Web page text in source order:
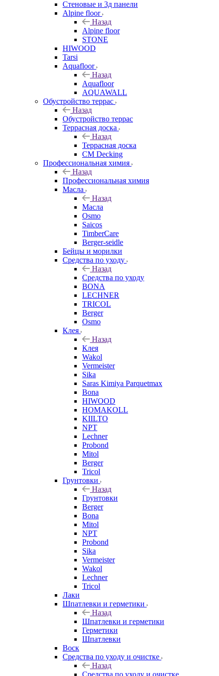
Стеновые и 3д панели
Alpine floor
Назад
Alpine floor
STONE
HIWOOD
Tarsi
Aquafloor
Назад
Aquafloor
AQUAWALL
Обустройство террас
Назад
Обустройство террас
Террасная доска
Назад
Террасная доска
CM Decking
Профессиональная химия
Назад
Профессиональная химия
Масла
Назад
Масла
Osmo
Saicos
TimberCare
Berger-seidle
Бейцы и морилки
Средства по уходу
Назад
Средства по уходу
BONA
LECHNER
TRICOL
Berger
Osmo
Клея
Назад
Клея
Wakol
Vermeister
Sika
Saras Kimiya Parquetmax
Bona
HIWOOD
HOMAKOLL
KIILTO
NPT
Lechner
Probond
Mitol
Berger
Tricol
Грунтовки
Назад
Грунтовки
Berger
Bona
Mitol
NPT
Probond
Sika
Vermeister
Wakol
Lechner
Tricol
Лаки
Шпатлевки и герметики
Назад
Шпатлевки и герметики
Герметики
Шпатлевки
Воск
Средства по уходу и очистке
Назад
Средства по уходу и очистке